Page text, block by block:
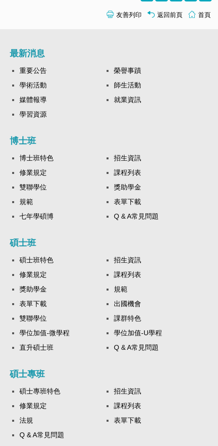
友善列印 返回前頁 首頁
最新消息
重要公告
榮譽事蹟
學術活動
師生活動
媒體報導
就業資訊
學習資源
博士班
博士班特色
招生資訊
修業規定
課程列表
雙聯學位
獎助學金
規範
表單下載
七年學碩博
Q & A常見問題
碩士班
碩士班特色
招生資訊
修業規定
課程列表
獎助學金
規範
表單下載
出國機會
雙聯學位
課群特色
學位加值-微學程
學位加值-U學程
直升碩士班
Q & A常見問題
碩士專班
碩士專班特色
招生資訊
修業規定
課程列表
法規
表單下載
Q & A常見問題